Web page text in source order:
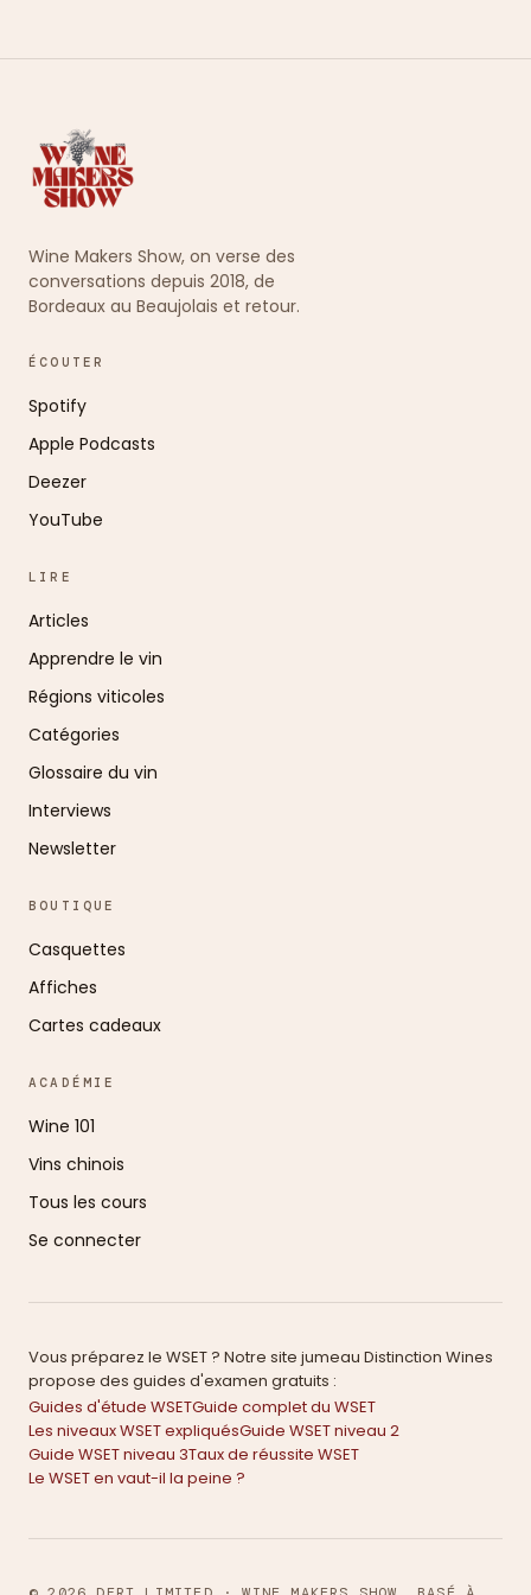
Wine Makers Show, on verse des
conversations depuis 2018, de
Bordeaux au Beaujolais et retour.
ÉCOUTER
Spotify
Apple Podcasts
Deezer
YouTube
LIRE
Articles
Apprendre le vin
Régions viticoles
Catégories
Glossaire du vin
Interviews
Newsletter
BOUTIQUE
Casquettes
Affiches
Cartes cadeaux
ACADÉMIE
Wine 101
Vins chinois
Tous les cours
Se connecter
Vous préparez le WSET ? Notre site jumeau Distinction Wines
propose des guides d'examen gratuits :
Guides d'étude WSETGuide complet du WSET
Les niveaux WSET expliquésGuide WSET niveau 2
Guide WSET niveau 3Taux de réussite WSET
Le WSET en vaut-il la peine ?